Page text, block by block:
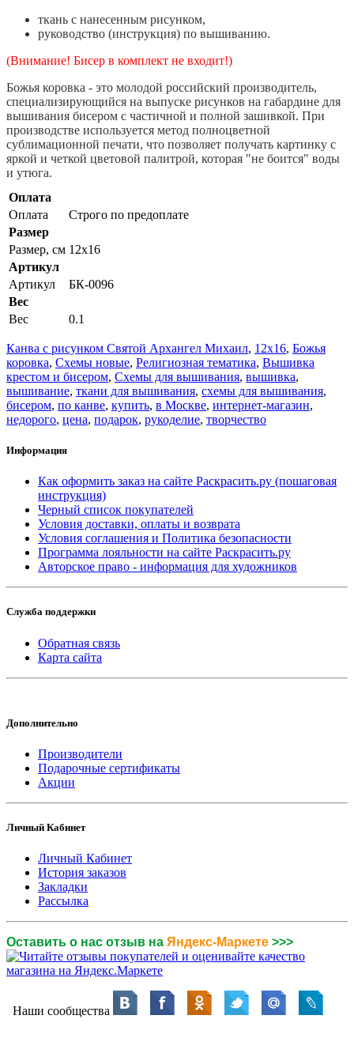
ткань с нанесенным рисунком,
руководство (инструкция) по вышиванию.
(Внимание! Бисер в комплект не входит!)
Божья коровка - это молодой российский производитель,
специализирующийся на выпуске рисунков на габардине для
вышивания бисером с частичной и полной зашивкой. При
производстве используется метод полноцветной
сублимационной печати, что позволяет получать картинку с
яркой и четкой цветовой палитрой, которая "не боится" воды
и утюга.
Оплата
Оплата
Строго по предоплате
Размер
Размер, см 12x16
Артикул
Артикул
БК-0096
Вес
Вес
0.1
Канва с рисунком Святой Архангел Михаил, 12x16, Божья
коровка, Схемы новые, Религиозная тематика, Вышивка
крестом и бисером, Схемы для вышивания, вышивка,
вышивание, ткани для вышивания, схемы для вышивания,
бисером, по канве, купить, в Москве, интернет-магазин,
недорого, цена, подарок, рукоделие, творчество
Информация
Как оформить заказ на сайте Раскрасить.ру (пошаговая
инструкция)
Черный список покупателей
Условия доставки, оплаты и возврата
Условия соглашения и Политика безопасности
Программа лояльности на сайте Раскрасить.ру
Авторское право - информация для художников
Служба поддержки
Обратная связь
Карта сайта
Дополнительно
Производители
Подарочные сертификаты
Акции
Личный Кабинет
Личный Кабинет
История заказов
Закладки
Рассылка
Оставить о нас отзыв на Яндекс-Маркете >>>
Наши сообщества